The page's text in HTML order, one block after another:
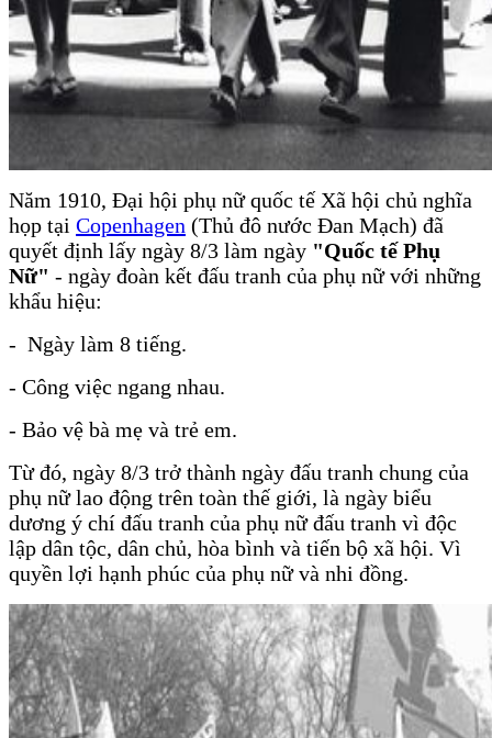
Năm 1910, Đại hội phụ nữ quốc tế Xã hội chủ nghĩa
họp tại Copenhagen (Thủ đô nước Đan Mạch) đã
quyết định lấy ngày 8/3 làm ngày "Quốc tế Phụ
Nữ" - ngày đoàn kết đấu tranh của phụ nữ với những
khẩu hiệu:
- Ngày làm 8 tiếng.
- Công việc ngang nhau.
- Bảo vệ bà mẹ và trẻ em.
Từ đó, ngày 8/3 trở thành ngày đấu tranh chung của
phụ nữ lao động trên toàn thế giới, là ngày biểu
dương ý chí đấu tranh của phụ nữ đấu tranh vì độc
lập dân tộc, dân chủ, hòa bình và tiến bộ xã hội. Vì
quyền lợi hạnh phúc của phụ nữ và nhi đồng.